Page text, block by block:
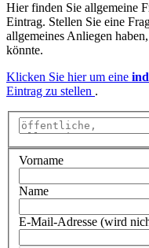
Hier finden Sie allgemeine
Eintrag. Stellen Sie eine
allgemeines Anliegen
könnte.
Klicken Sie hier um eine
Eintrag zu stellen .
Vorname
Name
E-Mail-Adresse (wird